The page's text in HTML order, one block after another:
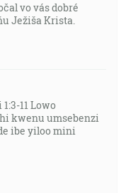
vo vás dobré
Ježiša Krista.
11 Lowo
kwenu umsebenzi
ibe yiloo mini